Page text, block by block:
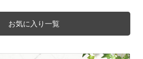
お気に入り一覧